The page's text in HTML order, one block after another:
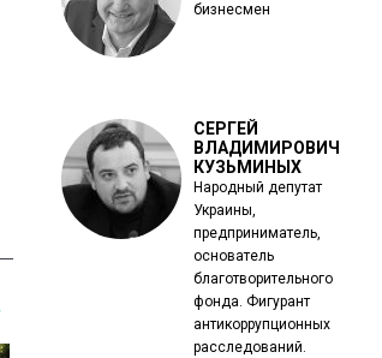
бизнесмен
СЕРГЕЙ
ВЛАДИМИРОВИЧ
КУЗЬМИНЫХ
Народный депутат
Украины,
предприниматель,
основатель
благотворительного
фонда. Фигурант
антикоррупционных
расследований.